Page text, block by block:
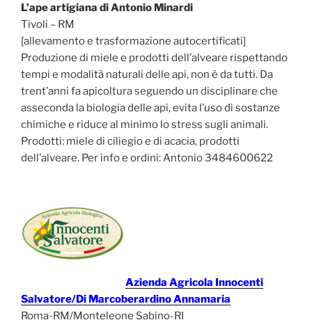
L’ape artigiana di Antonio Minardi
Tivoli – RM
[allevamento e trasformazione autocertificati]
Produzione di miele e prodotti dell’alveare rispettando
tempi e modalità naturali delle api, non è da tutti. Da
trent’anni fa apicoltura seguendo un disciplinare che
asseconda la biologia delle api, evita l’uso di sostanze
chimiche e riduce al minimo lo stress sugli animali.
Prodotti: miele di ciliegio e di acacia, prodotti
dell’alveare. Per info e ordini: Antonio 3484600622
Azienda Agricola Innocenti
Salvatore/Di Marcoberardino Annamaria
Roma-RM/Monteleone Sabino-RI